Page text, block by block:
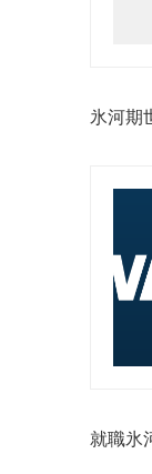
氷河期
就職氷